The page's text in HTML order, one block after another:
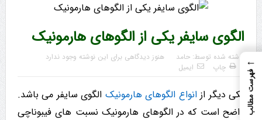
الگوی سایفر یکی از الگوهای هارمونیک
نوشته شده توسط: حامد
هنوز دیدگاهی برای این نوشته وجود ندارد
چاپ
ایمیل
یکی دیگر ازانواع الگوهای هارمونیک الگوی سایفر می باشد.
واضح است که در الگوهای هارمونیک نسبت های فیبوناچی
←
فهرست مطالب